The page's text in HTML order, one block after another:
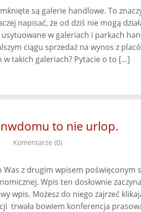
są galerie handlowe. To
napisać, że od dziś nie mogą
w galeriach i parkach
ciągu sprzedaż na wynos z
w takich galeriach? Pytacie o to […]
to nie urlop.
Komentarze (0)
Was z drugim wpisem poświęconym
Wpis ten dosłownie
wpis. Możesz do niego zajrzeć
trwała bowiem konferencja